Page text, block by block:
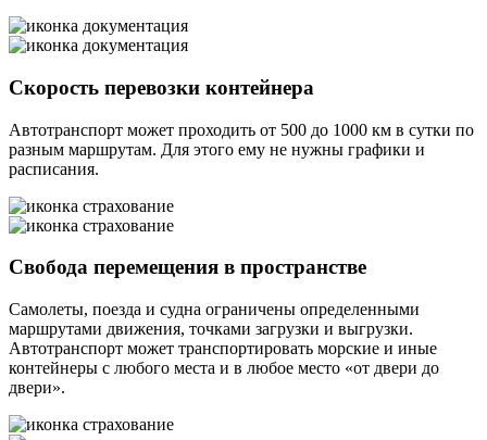
Скорость перевозки контейнера
Автотранспорт может проходить от 500 до 1000 км в сутки по
разным маршрутам. Для этого ему не нужны графики и
расписания.
Свобода перемещения в пространстве
Самолеты, поезда и судна ограничены определенными
маршрутами движения, точками загрузки и выгрузки.
Автотранспорт может транспортировать морские и иные
контейнеры с любого места и в любое место «от двери до
двери».